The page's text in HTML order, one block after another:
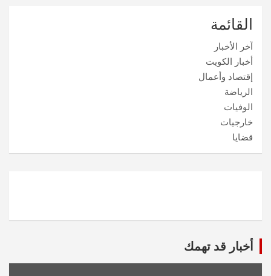
القائمة
آخر الأخبار
أخبار الكويت
إقتصاد وأعمال
الرياضة
الوفيات
خارجيات
قضايا
أخبار قد تهمك